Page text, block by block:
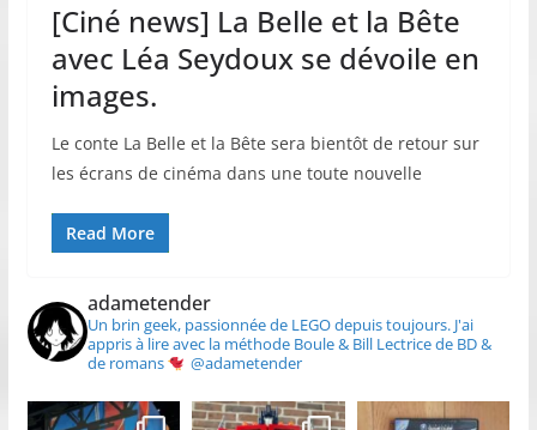
[Ciné news] La Belle et la Bête
avec Léa Seydoux se dévoile en
images.
Le conte La Belle et la Bête sera bientôt de retour sur
les écrans de cinéma dans une toute nouvelle
Read More
adametender
Un brin geek, passionnée de LEGO depuis toujours.J'ai
appris à lire avec la méthode Boule & Bill Lectrice de BD &
de romans
@adametender